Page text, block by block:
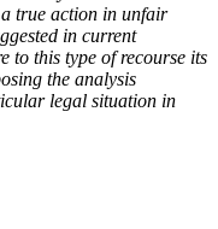
true action in unfair
in current
to this type of recourse its
the analysis
legal situation in